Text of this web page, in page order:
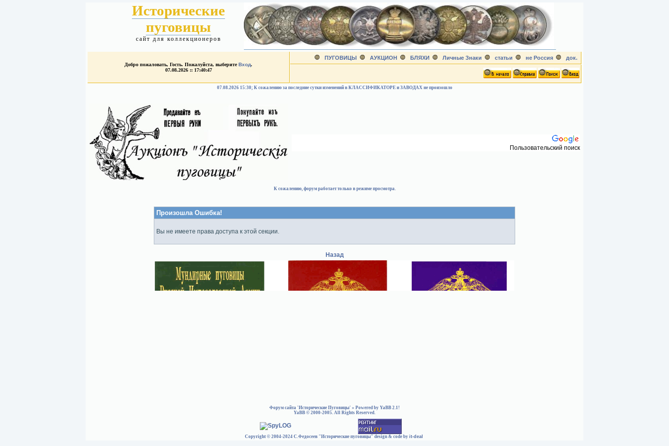
Исторические
пуговицы
сайт для коллекционеров
Добро пожаловать, Гость. Пожалуйста, выберитеВход.
07.08.2026 :: 17:40:47
ПУГОВИЦЫ АУКЦИОН БЛЯХИ Личные Знаки статьи не Россия док.
07.08.2026 15:30; К сожалению за последние сутки изменений в КЛАССИФИКАТОРЕ и ЗАВОДАХ не произошло
Пользовательский поиск
К сожалению, форум работает только в режиме просмотра.
Произошла Ошибка!
Вы не имеете права доступа к этой секции.
Назад
Форум сайта 'Исторические Пуговицы' » Powered by YaBB 2.1!
YaBB © 2000-2005. All Rights Reserved.
Copyright © 2004-2024 С.Федосеев "Исторические пуговицы" design & code by it-deal